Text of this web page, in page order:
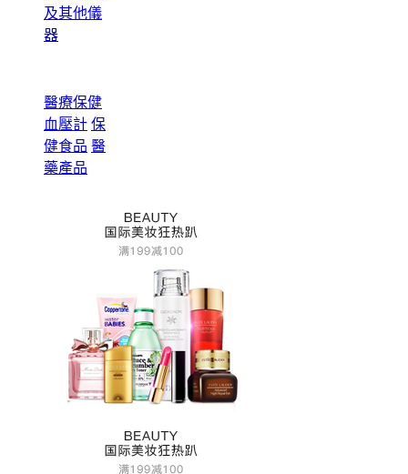
及其他儀
器
醫療保健
血壓計 保
健食品 醫
藥產品